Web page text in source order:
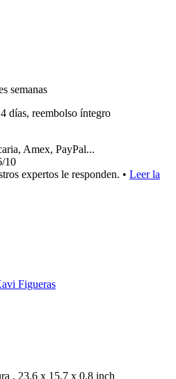
semanas
días, reembolso íntegro
Amex, PayPal...
10
expertos le responden. • Leer la
. 23.6 x 15.7 x 0.8 inch